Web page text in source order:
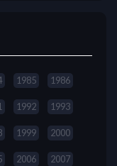
1985 1986
1992 1993
1999 2000
2006 2007